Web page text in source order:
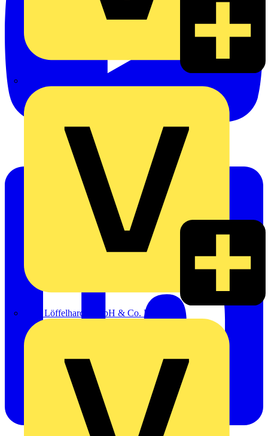
Emil Löffelhardt GmbH & Co. KG